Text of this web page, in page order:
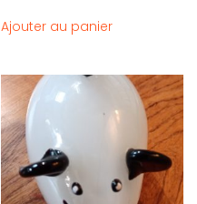
Ajouter au panier